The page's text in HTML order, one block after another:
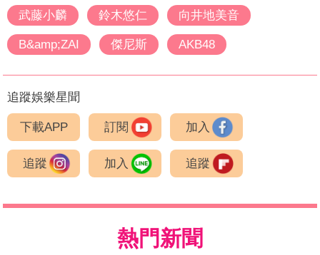
武藤小麟
鈴木悠仁 向井地美音
B&amp;ZAI 傑尼斯 AKB48
追蹤娛樂星聞
下載APP 訂閱 加入
追蹤 加入 追蹤
熱門新聞